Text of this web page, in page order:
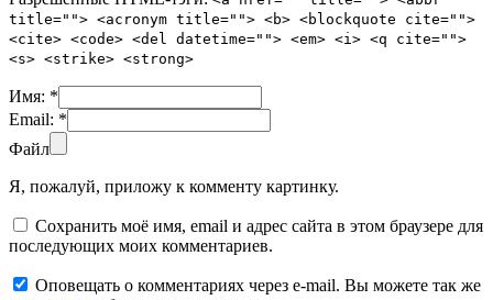
title=""> <acronym title=""> <b> <blockquote cite="">
<cite> <code> <del datetime=""> <em> <i> <q cite="">
<s> <strike> <strong>
Имя: *
Email: *
Файл
Я, пожалуй, приложу к комменту картинку.
Сохранить моё имя, email и адрес сайта в этом браузере для
последующих моих комментариев.
Оповещать о комментариях через e-mail. Вы можете так же